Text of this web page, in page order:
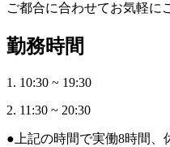
ご都合に合わせてお気軽に
勤務時間
1. 10:30 ~ 19:30
2. 11:30 ~ 20:30
●上記の時間で実働8時間、